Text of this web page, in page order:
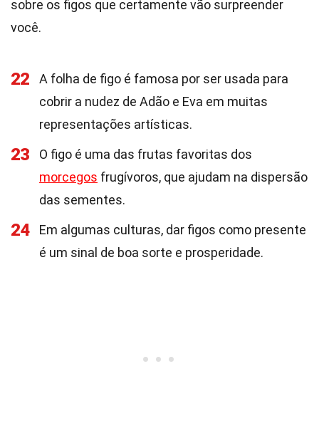
sobre os figos que certamente vão surpreender
você.
22
A folha de figo é famosa por ser usada para
cobrir a nudez de Adão e Eva em muitas
representações artísticas.
23
O figo é uma das frutas favoritas dos
morcegos frugívoros, que ajudam na dispersão
das sementes.
24
Em algumas culturas, dar figos como presente
é um sinal de boa sorte e prosperidade.